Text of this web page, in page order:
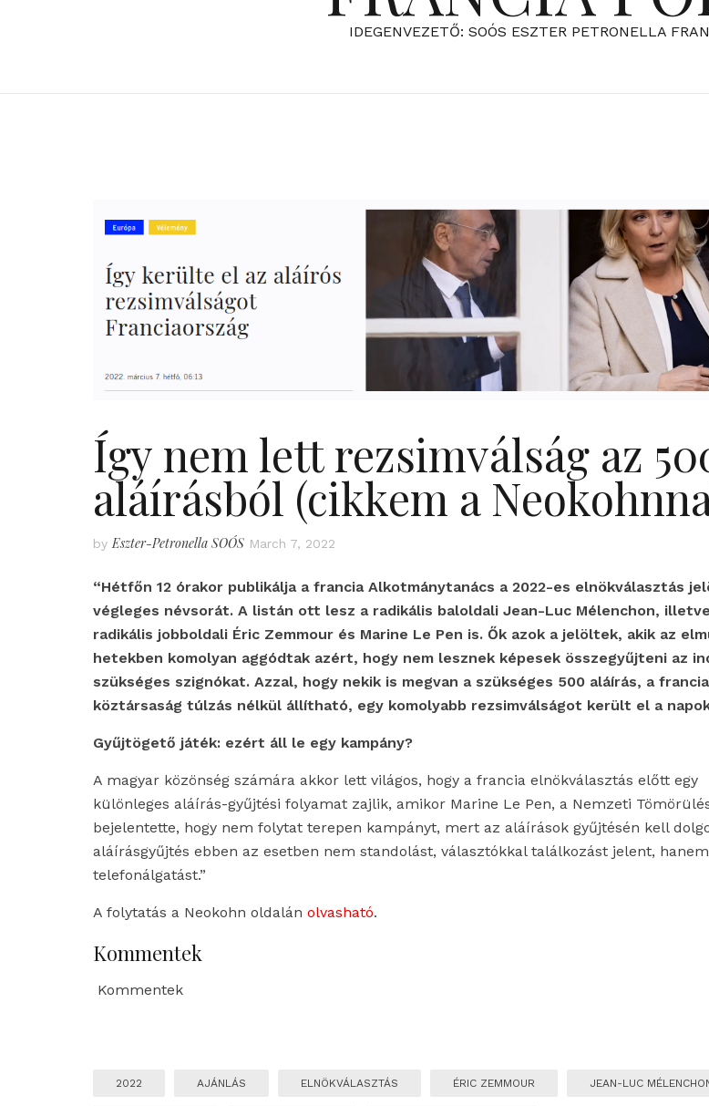
IDEGENVEZETŐ: SOÓS ESZTER PETRONELLA
Így nem lett rezsimválság az
aláírásból (cikkem a
byEszter-Petronella SOÓS March 7, 2022
“Hétfőn 12 órakor publikálja a francia Alkotmánytanács a 2022-es elnökválasztás
végleges névsorát. A listán ott lesz a radikális baloldali Jean-Luc Mélenchon,
radikális jobboldali Éric Zemmour és Marine Le Pen is. Ők azok a jelöltek, akik az
hetekben komolyan aggódtak azért, hogy nem lesznek képesek összegyűjteni az
szükséges szignókat. Azzal, hogy nekik is megvan a szükséges 500 aláírás, a francia
köztársaság túlzás nélkül állítható, egy komolyabb rezsimválságot került el a
Gyűjtögető játék: ezért áll le egy kampány?
A magyar közönség számára akkor lett világos, hogy a francia elnökválasztás előtt egy
különleges aláírás-gyűjtési folyamat zajlik, amikor Marine Le Pen, a Nemzeti
bejelentette, hogy nem folytat terepen kampányt, mert az aláírások gyűjtésén kell
aláírásgyűjtés ebben az esetben nem standolást, választókkal találkozást jelent, hanem
telefonálgatást.”
A folytatás a Neokohn oldalán olvasható.
Kommentek
Kommentek
2022 AJÁNLÁS ELNÖKVÁLASZTÁS ÉRIC ZEMMOUR JEAN-LUC